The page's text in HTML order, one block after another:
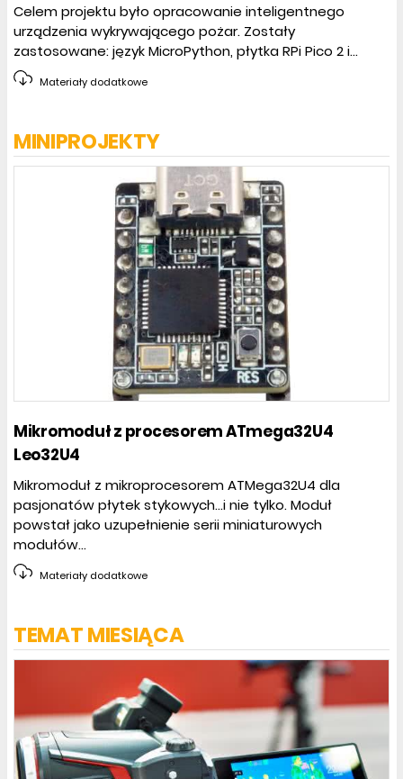
Celem projektu było opracowanie inteligentnego
urządzenia wykrywającego pożar. Zostały
zastosowane: język MicroPython, płytka RPi Pico 2 i...
Materiały dodatkowe
MINIPROJEKTY
Mikromoduł z procesorem ATmega32U4
Leo32U4
Mikromoduł z mikroprocesorem ATMega32U4 dla
pasjonatów płytek stykowych…i nie tylko. Moduł
powstał jako uzupełnienie serii miniaturowych
modułów...
Materiały dodatkowe
TEMAT MIESIĄCA